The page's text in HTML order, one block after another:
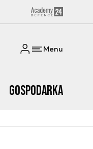
Menu
Gospodarka